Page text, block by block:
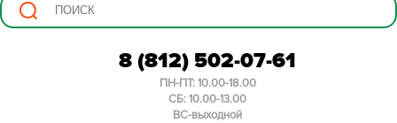
8 (812) 502-07-61
ПН-ПТ: 10.00-18.00
СБ: 10.00-13.00
ВС-выходной